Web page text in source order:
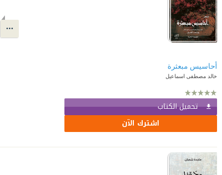
أحاسيس مبعثرة
خالد مصطفى اسماعيل
تحميل الكتاب
اشترك الآن